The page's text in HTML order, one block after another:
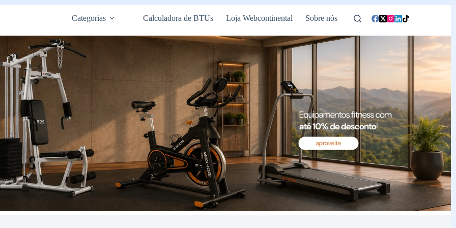
Categorias Calculadora de BTUs Loja Webcontinental Sobre nós